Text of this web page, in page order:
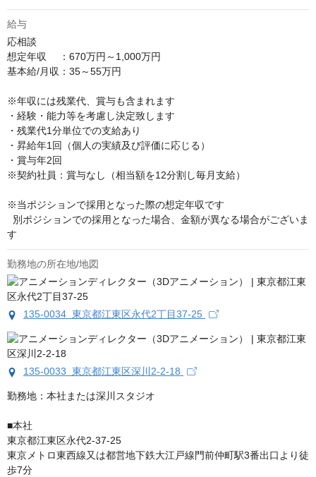
給与
応相談
想定年収　 ：670万円～1,000万円
基本給/月収：35～55万円
※年収には残業代、賞与も含まれます
・経験・能力等を考慮し決定致します
・残業代1分単位での支給あり
・昇給年1回（個人の実績及び評価に応じる）
・賞与年2回
※契約社員：賞与なし（相当額を12分割し毎月支給）
※当ポジションで採用となった際の想定年収です
す
勤務地の所在地/地図
135-0034 東京都江東区永代2丁目37-25
135-0033 東京都江東区深川2-2-18
勤務地：本社または深川スタジオ
■本社
東京都江東区永代2-37-25
東京メトロ東西線又は都営地下鉄大江戸線門前仲町駅3番出口より徒
歩7分